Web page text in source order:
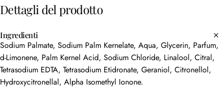
Dettagli del prodotto
Ingredienti
Sodium Palmate, Sodium Palm Kernelate, Aqua, Glycerin, Parfum,
d-Limonene, Palm Kernel Acid, Sodium Chloride, Linalool, Citral,
Tetrasodium EDTA, Tetrasodium Etidronate, Geraniol, Citronellol,
Hydroxycitronellal, Alpha Isomethyl Ionone.